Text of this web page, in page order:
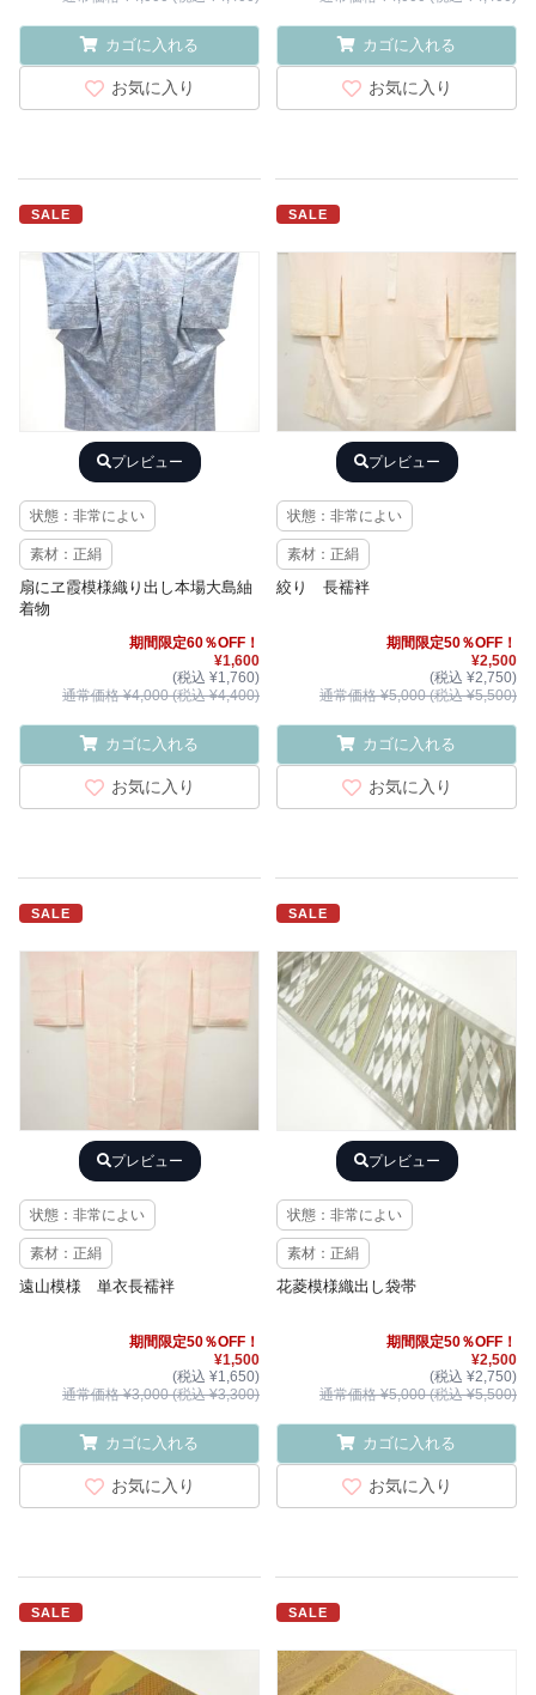
カゴに入れる
お気に入り
カゴに入れる
お気に入り
SALE
プレビュー
状態：非常によい
素材：正絹
扇にヱ霞模様織り出し本場大島紬
着物
期間限定60％OFF！
¥1,600
(税込 ¥1,760)
通常価格 ¥4,000 (税込 ¥4,400)
カゴに入れる
お気に入り
SALE
プレビュー
状態：非常によい
素材：正絹
絞り 長襦袢
期間限定50％OFF！
¥2,500
(税込 ¥2,750)
通常価格 ¥5,000 (税込 ¥5,500)
カゴに入れる
お気に入り
SALE
プレビュー
状態：非常によい
素材：正絹
遠山模様 単衣長襦袢
期間限定50％OFF！
¥1,500
(税込 ¥1,650)
通常価格 ¥3,000 (税込 ¥3,300)
カゴに入れる
お気に入り
SALE
プレビュー
状態：非常によい
素材：正絹
花菱模様織出し袋帯
期間限定50％OFF！
¥2,500
(税込 ¥2,750)
通常価格 ¥5,000 (税込 ¥5,500)
カゴに入れる
お気に入り
SALE SALE